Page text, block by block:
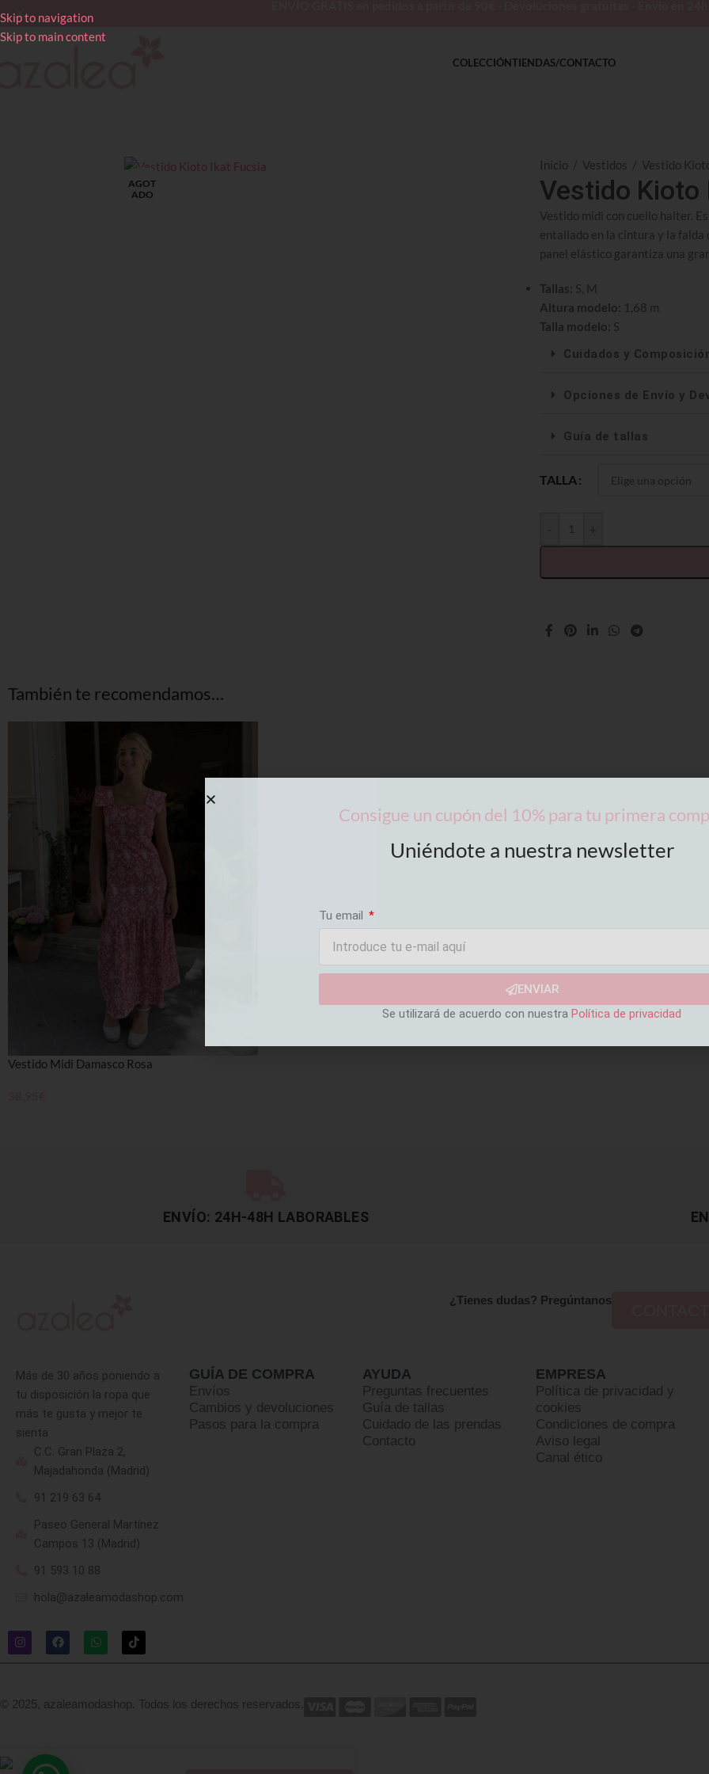
Skip to navigation
Skip to main content
COLECCIÓNTIENDAS/CONTACTO
AGOT
ADO
Inicio / Vestidos / Vestido
Vestido Kioto
Vestido midi con cuello halter.
entallado en la cintura y la falda
panel elástico garantiza una
Tallas: S, M
Altura modelo: 1,68 m
Talla modelo: S
Cuidados y
Opciones de Envío y
Guía de tallas
TALLA
+
También te recomendamos…
Vestido Midi Damasco Rosa
ENVÍO: 24H-48H LABORABLES
¿Tienes dudas? Pregúntanos
Más de 30 años poniendo a
tu disposición la ropa que
más te gusta y mejor te
sienta
C.C. Gran Plaza 2,
Majadahonda (Madrid)
91 219 63 64
Paseo General Martínez
Campos 13 (Madrid)
91 593 10 88
hola@azaleamodashop.com
GUÍA DE COMPRA
Envíos
Cambios y devoluciones
Pasos para la compra
AYUDA
Preguntas frecuentes
Guía de tallas
Cuidado de las prendas
Contacto
EMPRESA
Política de privacidad y
cookies
Condiciones de compra
Aviso legal
Canal ético
© 2025, azaleamodashop. Todos los derechos reservados.
Consigue un cupón del 10% para tu primera
Uniéndote a nuestra newsletter
Tu email
ENVIAR
Se utilizará de acuerdo con nuestra Política de privacidad